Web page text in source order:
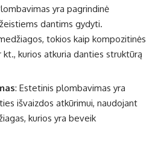
yra pagrindinė
dantims gydyti.
tokios kaip kompozitinės
kurios atkuria danties struktūrą
: Estetinis plombavimas yra
išvaizdos atkūrimui, naudojant
kurios yra beveik